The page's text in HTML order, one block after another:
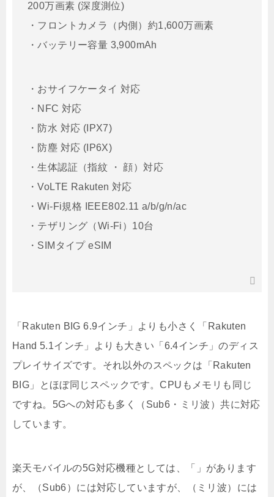
200万画素 (深度測位)
・フロントカメラ（内側）約1,600万画素
・バッテリー容量 3,900mAh
・おサイフケータイ 対応
・NFC 対応
・防水 対応 (IPX7)
・防塵 対応 (IP6X)
・生体認証（指紋 ・ 顔）対応
・VoLTE Rakuten 対応
・Wi-Fi規格 IEEE802.11 a/b/g/n/ac
・テザリング（Wi-Fi）10台
・SIMタイプ eSIM
「Rakuten BIG 6.9インチ」よりも小さく「Rakuten
Hand 5.1インチ」よりも大きい「6.4インチ」のディス
プレイサイズです。それ以外のスペックは「Rakuten
BIG」とほぼ同じスペックです。CPUもメモリも同じ
ですね。5Gへの対応も多く（Sub6・ミリ波）共に対応
しています。
楽天モバイルの5G対応機種としては、「」があります
が、（Sub6）には対応していますが、（ミリ波）には